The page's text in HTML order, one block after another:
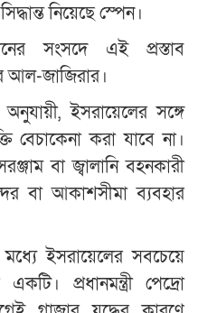
নিয়েছে স্পেন।
সংসদে এই প্রস্তাব
আল-জাজিরার।
ইসরায়েলের সঙ্গে
বেচাকেনা করা যাবে না।
বা জ্বালানি বহনকারী
বা আকাশসীমা ব্যবহার
ইসরায়েলের সবচেয়ে
প্রধানমন্ত্রী পেদ্রো